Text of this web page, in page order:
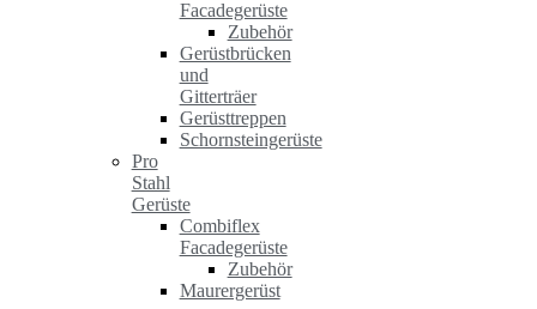
Facadegerüste
Zubehör
Gerüstbrücken
und
Gitterträer
Gerüsttreppen
Schornsteingerüste
Pro
Stahl
Gerüste
Combiflex
Facadegerüste
Zubehör
Maurergerüst